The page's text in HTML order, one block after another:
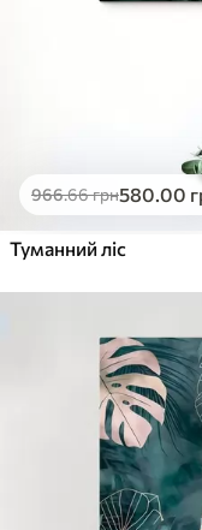
966.66грн580.00
Туманний ліс